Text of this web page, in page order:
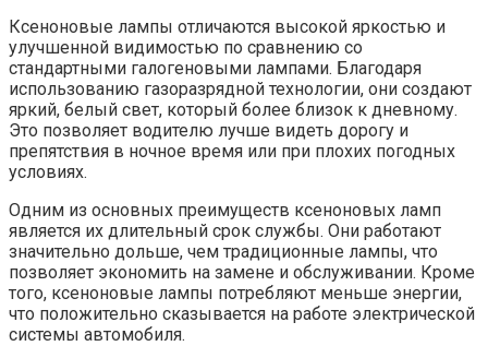
Ксеноновые лампы отличаются высокой яркостью и
улучшенной видимостью по сравнению со
стандартными галогеновыми лампами. Благодаря
использованию газоразрядной технологии, они создают
яркий, белый свет, который более близок к дневному.
Это позволяет водителю лучше видеть дорогу и
препятствия в ночное время или при плохих погодных
условиях.
Одним из основных преимуществ ксеноновых ламп
является их длительный срок службы. Они работают
значительно дольше, чем традиционные лампы, что
позволяет экономить на замене и обслуживании. Кроме
того, ксеноновые лампы потребляют меньше энергии,
что положительно сказывается на работе электрической
системы автомобиля.